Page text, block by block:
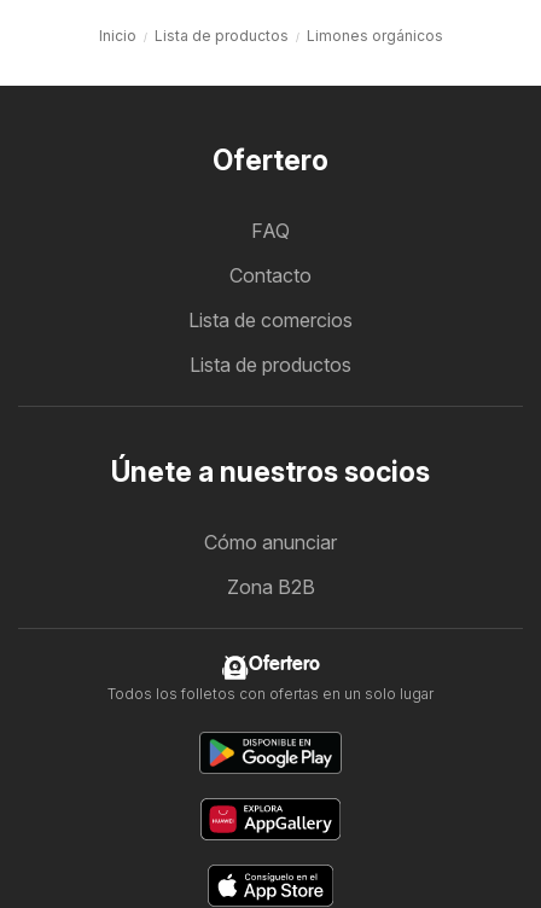
Inicio Lista de productos Limones orgánicos
Ofertero
FAQ
Contacto
Lista de comercios
Lista de productos
Únete a nuestros socios
Cómo anunciar
Zona B2B
Ofertero
Todos los folletos con ofertas en un solo lugar